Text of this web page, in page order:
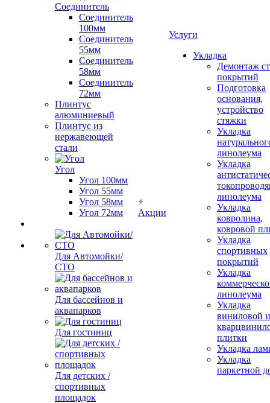
Соединитель
Соединитель
100мм
Соединитель
55мм
Соединитель
58мм
Соединитель
72мм
Плинтус
алюминиевый
Плинтус из
нержавеющей
стали
Угол
Угол 100мм
Угол 55мм
Угол 58мм
Угол 72мм
Для Автомойки/
СТО
Для бассейнов и
аквапарков
Для гостиниц
Для детских /
спортивных
площадок
Акции
Услуги
Укладка
Демонтаж
покрытий
Подготовка
основания,
устройство
стяжки
Укладка
линолеума
Укладка
линолеума
Укладка
ковролина,
ковровой
Укладка
спортивных
покрытий
Укладка
линолеума
Укладка
виниловой и
плитки
Укладка
Укладка
паркетной